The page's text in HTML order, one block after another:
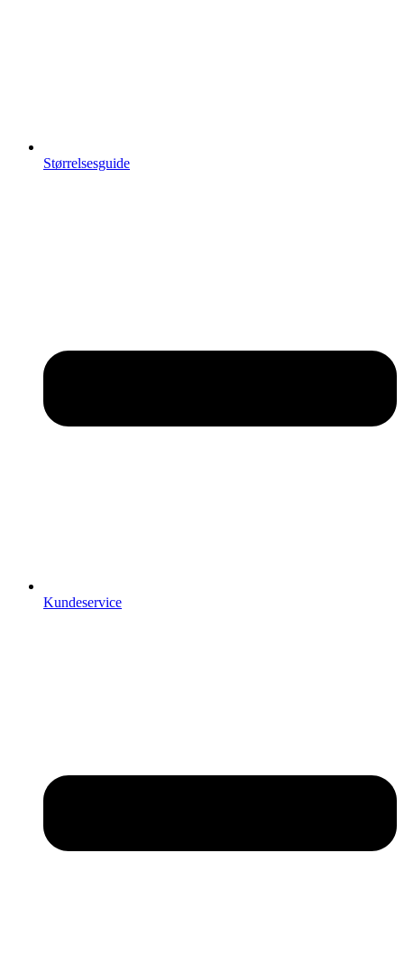
Størrelsesguide
Kundeservice